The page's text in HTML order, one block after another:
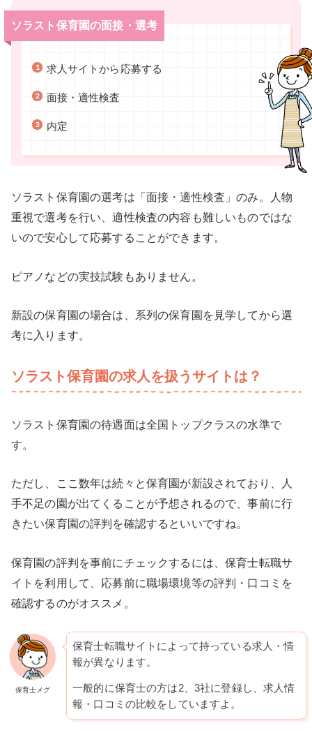
ソラスト保育園の面接・選考
求人サイトから応募する
面接・適性検査
内定
ソラスト保育園の選考は「面接・適性検査」のみ。人物
重視で選考を行い、適性検査の内容も難しいものではな
いので安心して応募することができます。
ピアノなどの実技試験もありません。
新設の保育園の場合は、系列の保育園を見学してから選
考に入ります。
ソラスト保育園の求人を扱うサイトは？
ソラスト保育園の待遇面は全国トップクラスの水準で
す。
ただし、ここ数年は続々と保育園が新設されており、人
手不足の園が出てくることが予想されるので、事前に行
きたい保育園の評判を確認するといいですね。
保育園の評判を事前にチェックするには、保育士転職サ
イトを利用して、応募前に職場環境等の評判・口コミを
確認するのがオススメ。
保育士メグ
保育士転職サイトによって持っている求人・情
報が異なります。
一般的に保育士の方は2、3社に登録し、求人情
報・口コミの比較をしていますよ。